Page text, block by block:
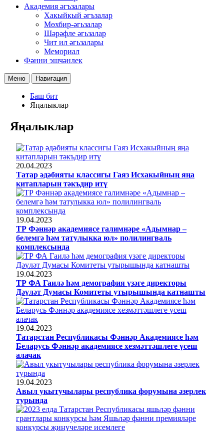
Академия әгъзалары
Хакыйкый әгъзалар
Мөхбир-әгьзалар
Шәрәфле әгьзалар
Чит ил әгьзалары
Мемориал
Фәнни эшчәнлек
Меню Навигация
Баш бит
Яңалыклар
Яңалыклар
20.04.2023
Татар әдәбияты классигы Гаяз Исхакыйның яңа
китапларын тәкъдир итү
19.04.2023
ТР Фәннәр академиясе галимнәре «Адымнар –
белемгә һәм татулыкка юл» полилингваль
комплексында
19.04.2023
ТР ФА Гаилә һәм демография үзәге директоры
Дәүләт Думасы Комитеты утырышында катнашты
19.04.2023
Татарстан Республикасы Фәннәр Академиясе һәм
Беларусь Фәннәр академиясе хезмәттәшлеге үсеш
алачак
19.04.2023
Авыл укытучылары республика форумына әзерлек
турында